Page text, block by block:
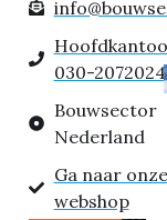
030-2072024
Bouwsector
Nederland
Ga naar onze
webshop